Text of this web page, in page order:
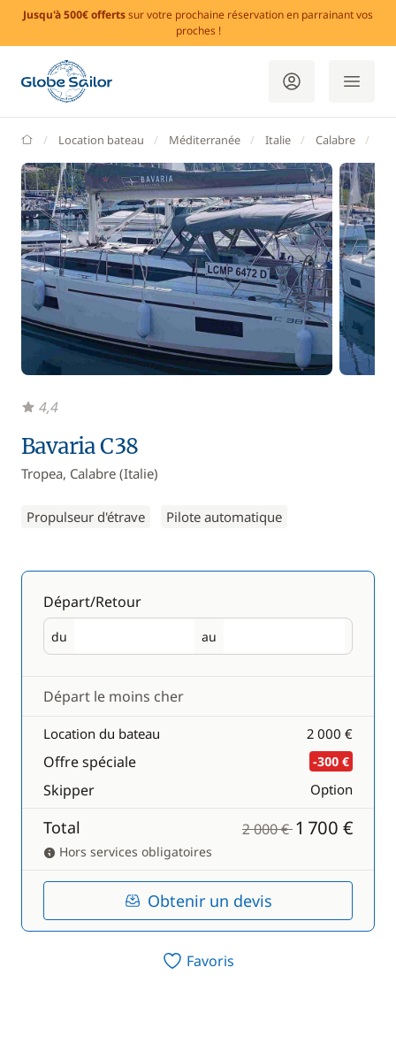
Jusqu'à 500€ offertssur votre prochaine réservation en parrainant vos
proches !
GlobeSailor
Location bateau Méditerranée Italie Calabre
Bavaria C38
Tropea, Calabre (Italie)
Propulseur d'étrave Pilote automatique
4,4
Départ/Retour
du
Départ au
Retour
Départ le moins cher
Location du bateau 2 000 €
Offre spéciale -300 €
Skipper Option
Total 2 000 €1 700 €
Hors services obligatoires
Obtenir un devis
Favoris